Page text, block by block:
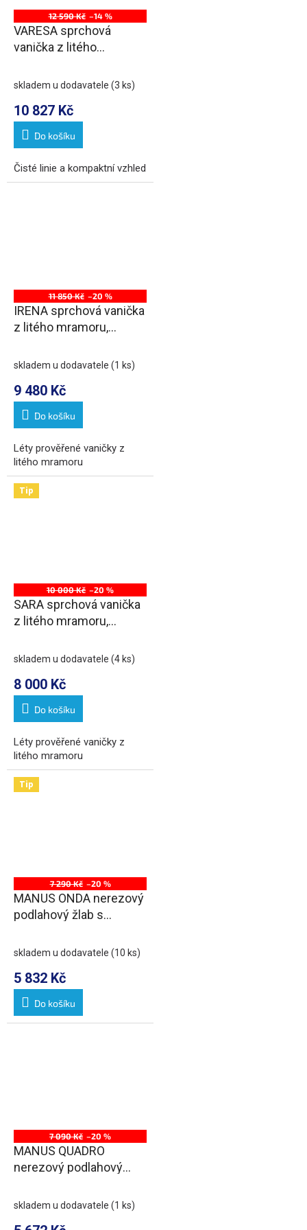
12 590 Kč –14 %
VARESA sprchová
vanička z litého
obdélník 120x80cm, bílá
skladem u dodavatele (3 ks)
10 827 Kč
Do košíku
Čisté linie a kompaktní vzhled
11 850 Kč –20 %
IRENA sprchová vanička
z litého mramoru,
skladem u dodavatele (1 ks)
9 480 Kč
Do košíku
Léty prověřené vaničky z
litého mramoru
Tip
10 000 Kč –20 %
SARA sprchová vanička
z litého mramoru,
skladem u dodavatele (4 ks)
8 000 Kč
Do košíku
Léty prověřené vaničky z
litého mramoru
Tip
7 290 Kč –20 %
MANUS ONDA nerezový
podlahový žlab s
skladem u dodavatele (10 ks)
5 832 Kč
Do košíku
7 090 Kč –20 %
MANUS QUADRO
nerezový podlahový
DN50
skladem u dodavatele (1 ks)